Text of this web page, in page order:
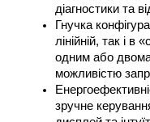
діагностики та
Гнучка
лінійній, так і
одним або
можливістю
зручне